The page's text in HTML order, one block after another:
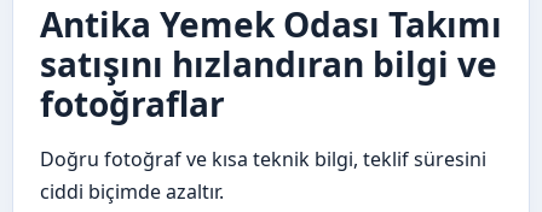
Antika Yemek Odası Takımı
satışını hızlandıran bilgi ve
fotoğraflar
Doğru fotoğraf ve kısa teknik bilgi, teklif süresini
ciddi biçimde azaltır.